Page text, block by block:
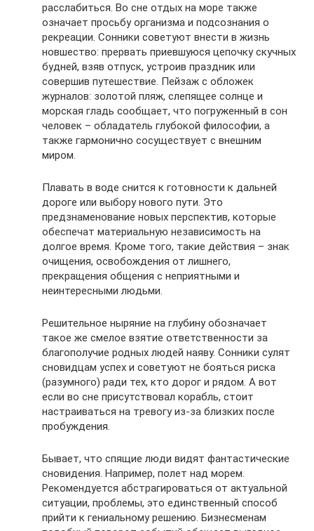
расслабиться. Во сне отдых на море также
означает просьбу организма и подсознания о
рекреации. Сонники советуют внести в жизнь
новшество: прервать приевшуюся цепочку скучных
будней, взяв отпуск, устроив праздник или
совершив путешествие. Пейзаж с обложек
журналов: золотой пляж, слепящее солнце и
морская гладь сообщает, что погруженный в сон
человек – обладатель глубокой философии, а
также гармонично сосуществует с внешним
миром.
Плавать в воде снится к готовности к дальней
дороге или выбору нового пути. Это
предзнаменование новых перспектив, которые
обеспечат материальную независимость на
долгое время. Кроме того, такие действия – знак
очищения, освобождения от лишнего,
прекращения общения с неприятными и
неинтересными людьми.
Решительное ныряние на глубину обозначает
такое же смелое взятие ответственности за
благополучие родных людей наяву. Сонники сулят
сновидцам успех и советуют не бояться риска
(разумного) ради тех, кто дорог и рядом. А вот
если во сне присутствовал корабль, стоит
настраиваться на тревогу из-за близких после
пробуждения.
Бывает, что спящие люди видят фантастические
сновидения. Например, полет над морем.
Рекомендуется абстрагироваться от актуальной
ситуации, проблемы, это единственный способ
прийти к гениальному решению. Бизнесменам